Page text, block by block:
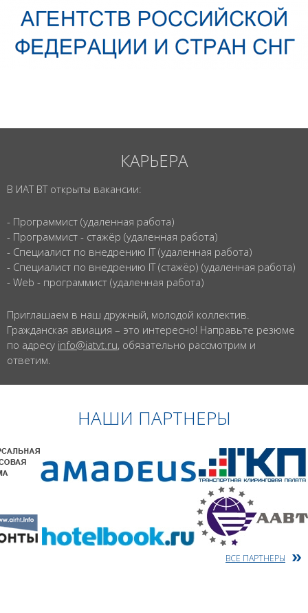
КАРЬЕРА
В ИАТ ВТ открыты вакансии:
- Программист (удаленная работа)
- Программист - стажёр (удаленная работа)
- Специалист по внедрению IT (удаленная работа)
- Специалист по внедрению IT (стажёр) (удаленная работа)
- Web - программист (удаленная работа)
Приглашаем в наш дружный, молодой коллектив.
Гражданская авиация – это интересно! Направьте резюме
по адресу info@iatvt.ru, обязательно рассмотрим и
ответим.
НАШИ ПАРТНЕРЫ
ВСЕ ПАРТНЕРЫ